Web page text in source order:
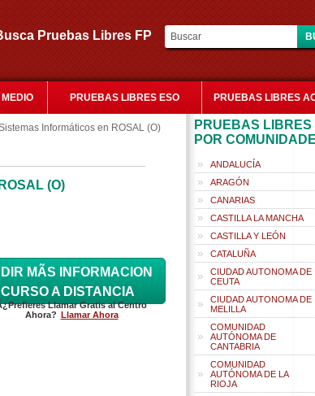
Pruebas Libres FP
PRUEBAS LIBRES ESO PRUEBAS LIBRES
Informáticos en ROSAL (O)
(O)
MÃS INFORMACION
CURSO A DISTANCIA
Llamar Gratis al Centro
Ahora? Llamar Ahora
PRUEBAS LIBRES
POR
ANDALUCÍA
ARAGÓN
CANARIAS
CASTILLA LA MANCHA
CASTILLA Y LEÓN
CATALUÑA
CIUDAD AUTONOMA DE
CEUTA
CIUDAD AUTONOMA DE
MELILLA
COMUNIDAD
AUTÓNOMA DE
CANTABRIA
COMUNIDAD
AUTÓNOMA DE LA
RIOJA